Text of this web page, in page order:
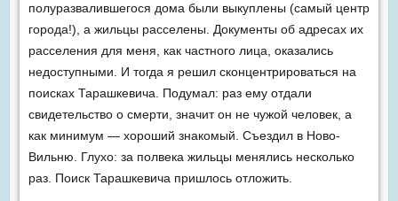
полуразвалившегося дома были выкуплены (самый центр
города!), а жильцы расселены. Документы об адресах их
расселения для меня, как частного лица, оказались
недоступными. И тогда я решил сконцентрироваться на
поисках Тарашкевича. Подумал: раз ему отдали
свидетельство о смерти, значит он не чужой человек, а
как минимум — хороший знакомый. Съездил в Ново-
Вильню. Глухо: за полвека жильцы менялись несколько
раз. Поиск Тарашкевича пришлось отложить.